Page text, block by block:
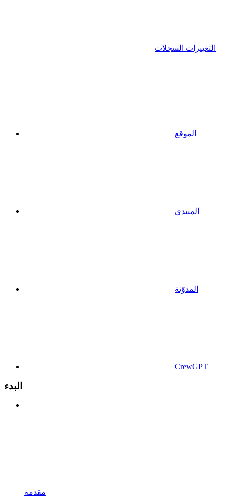
التغييرات السجلات
الموقع
المنتدى
المدوّنة
CrewGPT
البدء
مقدمة